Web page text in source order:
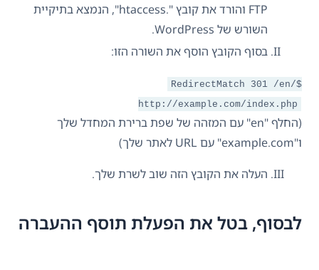
FTP והורד את קובץ ".htaccess", הנמצא בתיקיית
השורש של WordPress.
בסוף הקובץ הוסף את השורה הזו:
RedirectMatch 301 /en/$
http://example.com/index.php
(החלף "en" עם המזהה של שפת ברירת המחדל שלך
ו"example.com" עם URL לאתר שלך)
העלה את הקובץ הזה שוב לשרת שלך.
לבסוף, בטל את הפעלת תוסף ההעברה